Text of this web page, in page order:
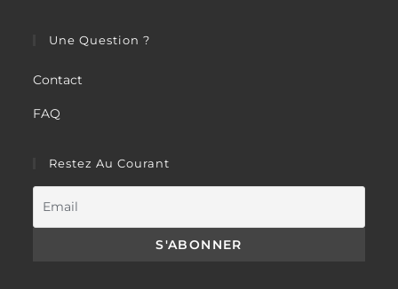
Une Question ?
Contact
FAQ
Restez Au Courant